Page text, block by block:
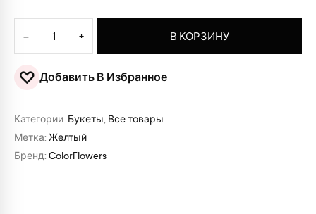
− + В КОРЗИНУ
♡ Добавить В Избранное
Категории: Букеты, Все товары
Метка: Желтый
Бренд: ColorFlowers